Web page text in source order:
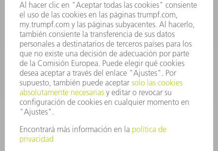
Viernes de 8h – 17h
repuestos@es.trumpf.com
CONTACTO
Departamento de Utillaje
+34 91 657 36 69
Lunes a Jueves de 8h – 18h
Viernes de 8h – 17h
utillaje@trumpf.com